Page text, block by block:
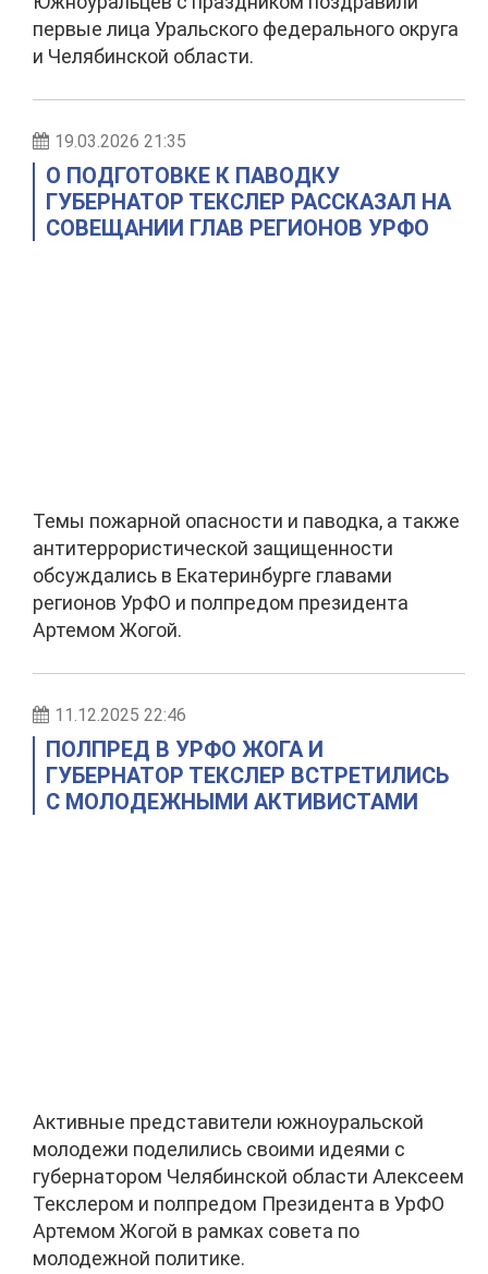
первые лица Уральского федерального округа
и Челябинской области.
19.03.2026 21:35
О ПОДГОТОВКЕ К ПАВОДКУ
ГУБЕРНАТОР ТЕКСЛЕР РАССКАЗАЛ НА
СОВЕЩАНИИ ГЛАВ РЕГИОНОВ УРФО
Темы пожарной опасности и паводка, а также
антитеррористической защищенности
обсуждались в Екатеринбурге главами
регионов УрФО и полпредом президента
Артемом Жогой.
11.12.2025 22:46
ПОЛПРЕД В УРФО ЖОГА И
ГУБЕРНАТОР ТЕКСЛЕР ВСТРЕТИЛИСЬ
С МОЛОДЕЖНЫМИ АКТИВИСТАМИ
Активные представители южноуральской
молодежи поделились своими идеями с
губернатором Челябинской области Алексеем
Текслером и полпредом Президента в УрФО
Артемом Жогой в рамках совета по
молодежной политике.